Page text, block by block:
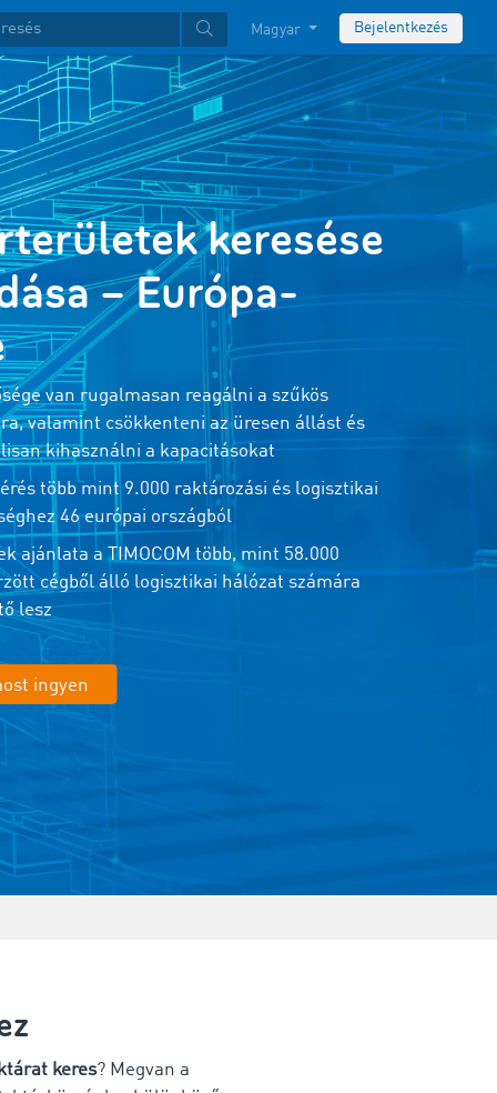
Magyar Bejelentkezés
keresése
– Európa-
van rugalmasan reagálni a szűkös
valamint csökkenteni az üresen állást és
kihasználni a kapacitásokat
több mint 9.000 raktározási és logisztikai
46 európai országból
ajánlata a TIMOCOM több, mint 58.000
cégből álló logisztikai hálózat számára
lesz
ingyen
keres? Megvan a